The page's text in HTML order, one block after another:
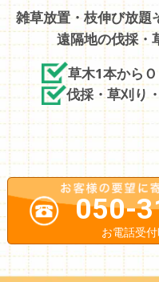
雑草放置・枝伸び放題
遠隔地の伐採・
草木1本からＯ
伐採・草刈り
050-
お電話受